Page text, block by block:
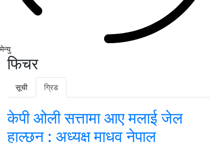
मेन्यु
फिचर
सूची ग्रिड
केपी ओली सत्तामा आए मलाई जेल
हाल्छन : अध्यक्ष माधव नेपाल